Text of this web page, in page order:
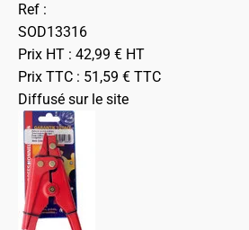
Ref :
SOD13316
Prix HT : 42,99 € HT
Prix TTC : 51,59 € TTC
Diffusé sur le site